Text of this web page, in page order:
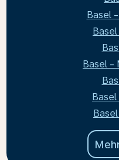
Basel
Basel -